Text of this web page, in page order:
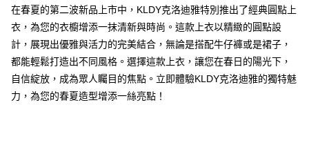
免運費
付款後7-11取貨
免運費
宅配
免運費
在春夏的第二波新品上市中，KLDY克洛迪雅特別推出了經典圓點上
衣，為您的衣櫥增添一抹清新與時尚。這款上衣以精緻的圓點設
計，展現出優雅與活力的完美結合，無論是搭配牛仔褲或是裙子，
都能輕鬆打造出不同風格。選擇這款上衣，讓您在春日的陽光下，
自信綻放，成為眾人矚目的焦點。立即體驗KLDY克洛迪雅的獨特魅
力，為您的春夏造型增添一絲亮點！